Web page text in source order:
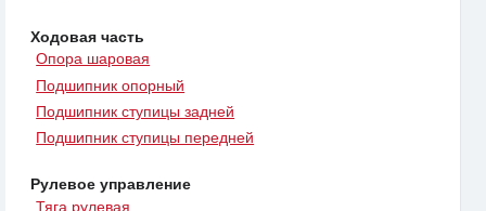
Ходовая часть
Опора шаровая
Подшипник опорный
Подшипник ступицы задней
Подшипник ступицы передней
Рулевое управление
Тяга рулевая